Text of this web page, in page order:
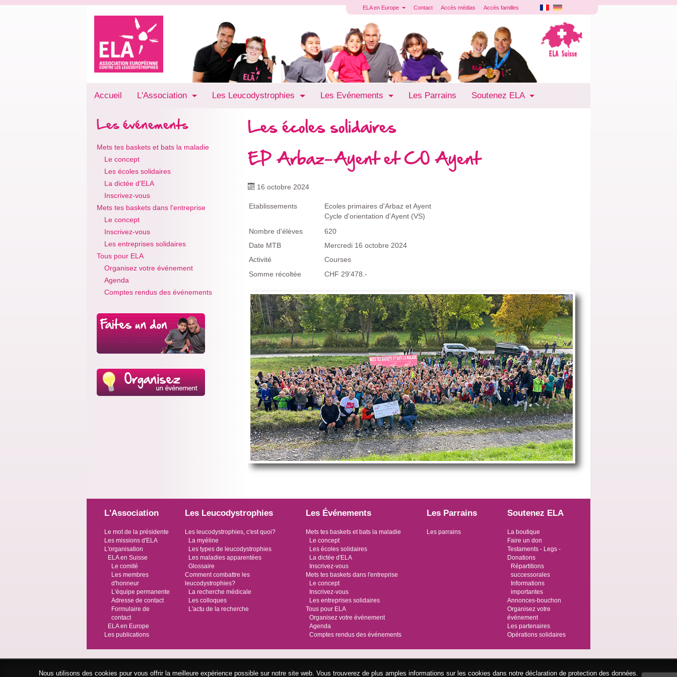
ELA en Europe Contact Accès médias Accès familles
Accueil L'Association Les Leucodystrophies Les Evénements Les Parrains Soutenez ELA
Les événements
Mets tes baskets et bats la maladie
Le concept
Les écoles solidaires
La dictée d'ELA
Inscrivez-vous
Mets tes baskets dans l'entreprise
Le concept
Inscrivez-vous
Les entreprises solidaires
Tous pour ELA
Organisez votre événement
Agenda
Comptes rendus des événements
Les écoles solidaires
EP Arbaz-Ayent et CO Ayent
16 octobre 2024
Etablissements
Ecoles primaires d'Arbaz et Ayent
Cycle d'orientation d'Ayent (VS)
Nombre d'élèves
620
Date MTB
Mercredi 16 octobre 2024
Activité
Courses
Somme récoltée
CHF 29'478.-
L'Association
Le mot de la présidente
Les missions d'ELA
L'organisation
ELA en Suisse
Le comité
Les membres
d'honneur
L'équipe permanente
Adresse de contact
Formulaire de
contact
ELA en Europe
Les publications
Les Leucodystrophies
Les leucodystrophies, c'est quoi?
La myéline
Les types de leucodystrophies
Les maladies apparentées
Glossaire
Comment combattre les
leucodystrophies?
La recherche médicale
Les colloques
L'actu de la recherche
Les Événements
Mets tes baskets et bats la maladie
Le concept
Les écoles solidaires
La dictée d'ELA
Inscrivez-vous
Mets tes baskets dans l'entreprise
Le concept
Inscrivez-vous
Les entreprises solidaires
Tous pour ELA
Organisez votre événement
Agenda
Comptes rendus des événements
Les Parrains
Les parrains
Soutenez ELA
La boutique
Faire un don
Testaments - Legs -
Donations
Répartitions
successorales
Informations
importantes
Annonces-bouchon
Organisez votre
événement
Les partenaires
Opérations solidaires
Nous utilisons des cookies pour vous offrir la meilleure expérience possible sur notre site web. Vous trouverez de plus amples informations sur les cookies dans notre déclaration de protection des données.